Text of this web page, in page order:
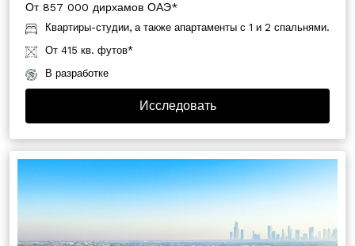
От 857 000 дирхамов ОАЭ*
Квартиры-студии, а также апартаменты с 1 и 2 спальнями.
От 415 кв. футов*
В разработке
Исследовать